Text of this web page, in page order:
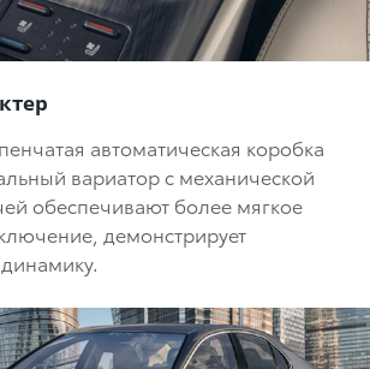
автоматическая коробка
вариатор с механической
обеспечивают более мягкое
демонстрирует